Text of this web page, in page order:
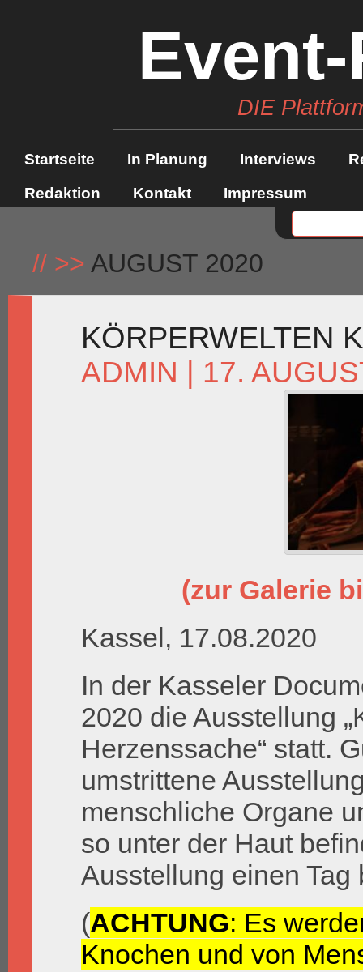
DIE
Startseite In Planung Interviews
Redaktion
Kontakt Impressum
// >> AUGUST 2020
KÖRPERWELTEN
ADMIN | 17.
(zur Galerie
Kassel, 17.08.2020
In der Kasseler
2020 die Ausstellung
Herzenssache“ statt.
umstrittene
menschliche Organe
so unter der Haut
Ausstellung einen Tag
(ACHTUNG: Es
Knochen und von